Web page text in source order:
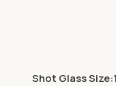
Shot Glass